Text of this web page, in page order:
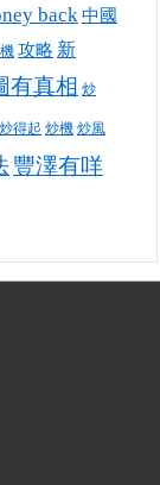
back中國
攻略 新
有真相 炒
得起 炒機 炒風
豐澤有咩